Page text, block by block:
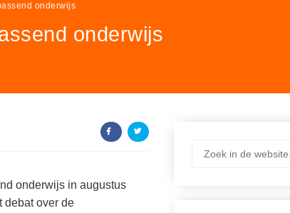
onderwijs
onderwijs
onderwijs in augustus
debat over de